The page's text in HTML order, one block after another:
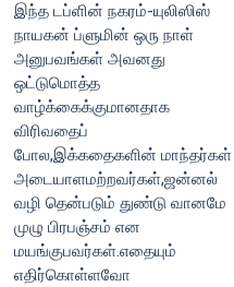
இந்த டப்ளின் நகரம்-யுலிஸிஸ்
நாயகன் ப்ளுமின் ஒரு நாள்
அனுபவங்கள் அவனது
ஒட்டுமொத்த
வாழ்க்கைக்குமானதாக
விரிவதைப்
போல,இக்கதைகளின் மாந்தர்கள்
அடையாளமற்றவர்கள்,ஜன்னல்
வழி தென்படும் துண்டு வானமே
முழு பிரபஞ்சம் என
மயங்குபவர்கள்.எதையும்
எதிர்கொள்ளவோ